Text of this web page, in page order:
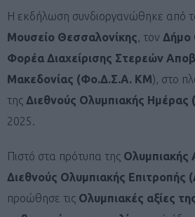
Η εκδήλωση συνδιοργανώθηκε από
Μουσείο Θεσσαλονίκης, τον Δήμο
Φορέα Διαχείρισης Στερεών
Μακεδονίας (Φο.Δ.Σ.Α. ΚΜ), στο
της Διεθνούς Ολυμπιακής Ημέρας
2025.
Πιστό στα πρότυπα της Ολυμπιακής
Διεθνούς Ολυμπιακής Επιτροπής
προώθησε τις Ολυμπιακές αξίες